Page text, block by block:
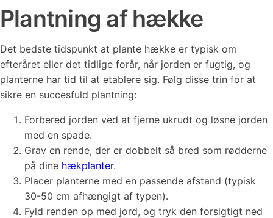
Plantning af hække
Det bedste tidspunkt at plante hække er typisk om
efteråret eller det tidlige forår, når jorden er fugtig, og
planterne har tid til at etablere sig. Følg disse trin for at
sikre en succesfuld plantning:
Forbered jorden ved at fjerne ukrudt og løsne jorden
med en spade.
Grav en rende, der er dobbelt så bred som rødderne
på dine hækplanter.
Placer planterne med en passende afstand (typisk
30-50 cm afhængigt af typen).
Fyld renden op med jord, og tryk den forsigtigt ned